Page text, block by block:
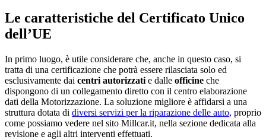
Le caratteristiche del Certificato Unico
dell’UE
In primo luogo, è utile considerare che, anche in questo caso, si
tratta di una certificazione che potrà essere rilasciata solo ed
esclusivamente dai centri autorizzati e dalle officine che
dispongono di un collegamento diretto con il centro elaborazione
dati della Motorizzazione. La soluzione migliore è affidarsi a una
struttura dotata di diversi servizi per la riparazione delle auto, proprio
come possiamo vedere nel sito Millcar.it, nella sezione dedicata alla
revisione e agli altri interventi effettuati.